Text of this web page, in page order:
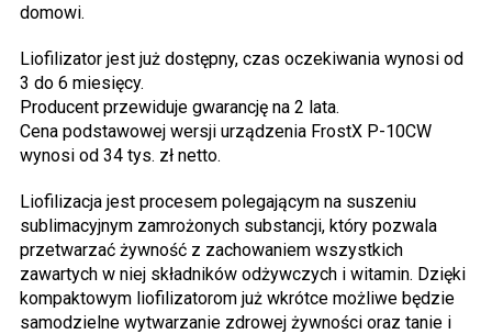
domowi.
Liofilizator jest już dostępny, czas oczekiwania wynosi od
3 do 6 miesięcy.
Producent przewiduje gwarancję na 2 lata.
Cena podstawowej wersji urządzenia FrostX P-10CW
wynosi od 34 tys. zł netto.
Liofilizacja jest procesem polegającym na suszeniu
sublimacyjnym zamrożonych substancji, który pozwala
przetwarzać żywność z zachowaniem wszystkich
zawartych w niej składników odżywczych i witamin. Dzięki
kompaktowym liofilizatorom już wkrótce możliwe będzie
samodzielne wytwarzanie zdrowej żywności oraz tanie i